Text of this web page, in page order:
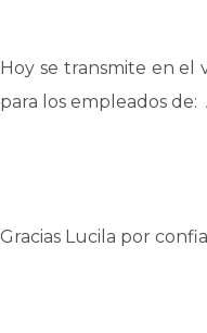
Hoy se transmite en el
para los empleados
Gracias Lucila por